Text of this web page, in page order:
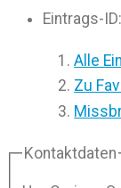
Eintrags-ID:
Alle
Zu
Kontaktdaten